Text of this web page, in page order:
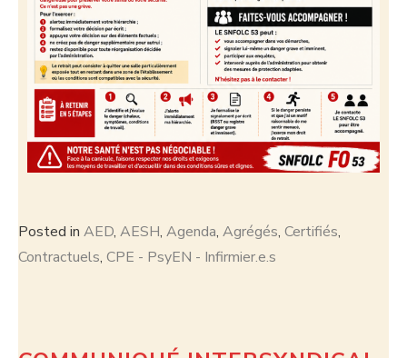
Posted in AED, AESH, Agenda, Agrégés, Certifiés,
Contractuels, CPE - PsyEN - Infirmier.e.s